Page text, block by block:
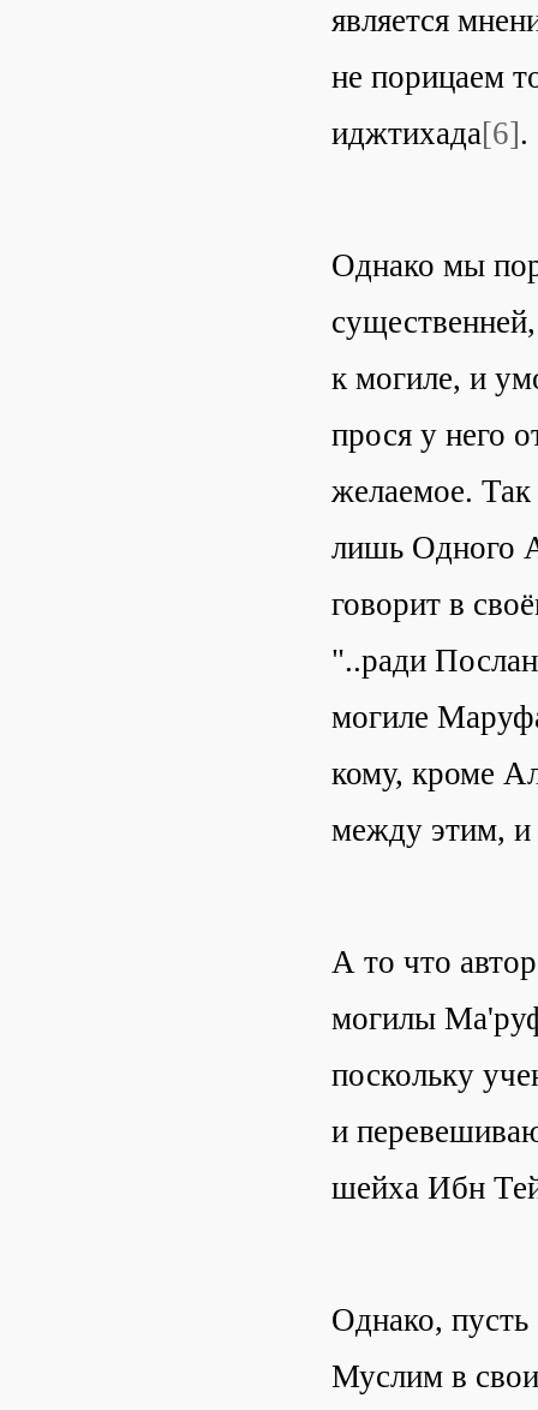
является
не порицаем
иджтихада[6].
Однако мы
к могиле, и
прося у него
желаемое. Так
лишь Одного
говорит в
"..ради
могиле
кому, кроме
между этим,
А то что
могилы
поскольку
и
шейха Ибн
Однако, пусть
Муслим в